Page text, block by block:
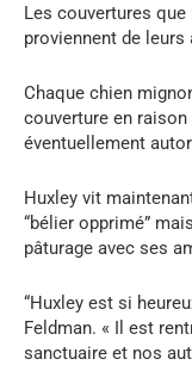
Les couvertures que
proviennent de
Chaque chien
couverture en
éventuellement
Huxley vit
“bélier opprimé”
pâturage avec ses
“Huxley est si
Feldman. « Il est
sanctuaire et nos